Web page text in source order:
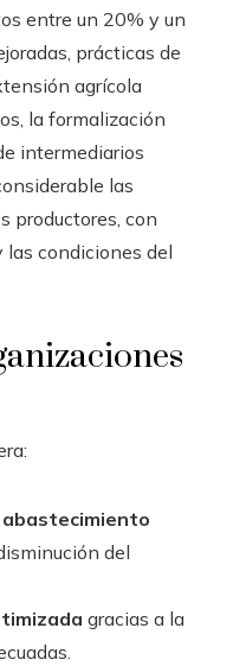
entre un 20% y un
prácticas de
agrícola
la formalización
intermediarios
las
productores, con
las condiciones del
del
gracias a la